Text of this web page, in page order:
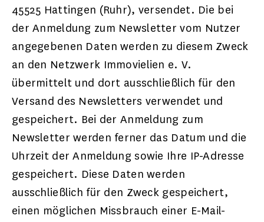
45525 Hattingen (Ruhr), versendet. Die bei
der Anmeldung zum Newsletter vom Nutzer
angegebenen Daten werden zu diesem Zweck
an den Netzwerk Immovielien e. V.
übermittelt und dort ausschließlich für den
Versand des Newsletters verwendet und
gespeichert. Bei der Anmeldung zum
Newsletter werden ferner das Datum und die
Uhrzeit der Anmeldung sowie Ihre IP-Adresse
gespeichert. Diese Daten werden
ausschließlich für den Zweck gespeichert,
einen möglichen Missbrauch einer E-Mail-